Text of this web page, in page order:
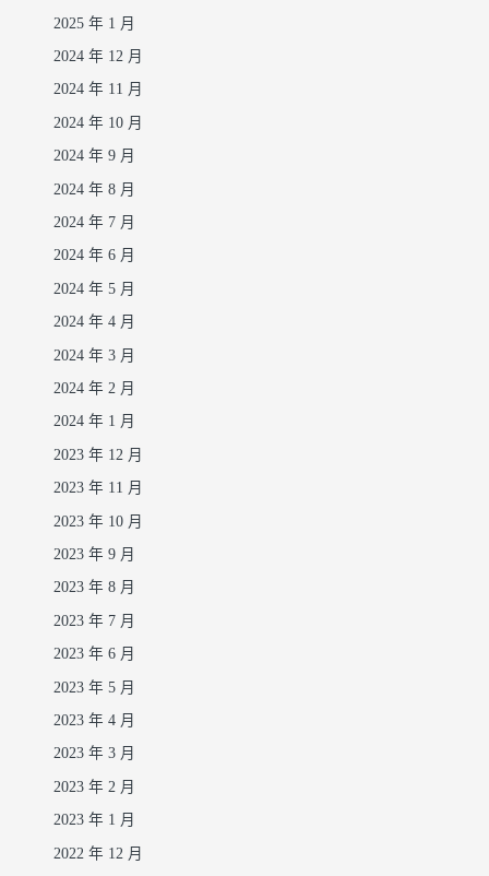
2025 年 1 月
2024 年 12 月
2024 年 11 月
2024 年 10 月
2024 年 9 月
2024 年 8 月
2024 年 7 月
2024 年 6 月
2024 年 5 月
2024 年 4 月
2024 年 3 月
2024 年 2 月
2024 年 1 月
2023 年 12 月
2023 年 11 月
2023 年 10 月
2023 年 9 月
2023 年 8 月
2023 年 7 月
2023 年 6 月
2023 年 5 月
2023 年 4 月
2023 年 3 月
2023 年 2 月
2023 年 1 月
2022 年 12 月